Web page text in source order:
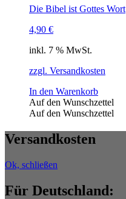
Die Bibel ist Gottes Wort
4,90 €
inkl. 7 % MwSt.
zzgl. Versandkosten
In den Warenkorb
Auf den Wunschzettel
Auf den Wunschzettel
Versandkosten
Ok, schließen
Für Deutschland: